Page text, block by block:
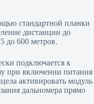
стандартной планки
дистанции до
до 600 метров.
подключается к
при включении питания
активировать модуль
дальномера прямо